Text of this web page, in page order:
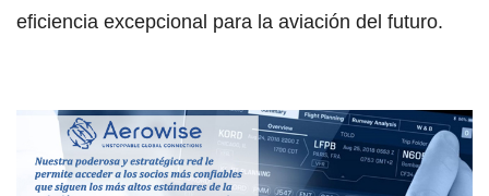
eficiencia excepcional para la aviación del futuro.